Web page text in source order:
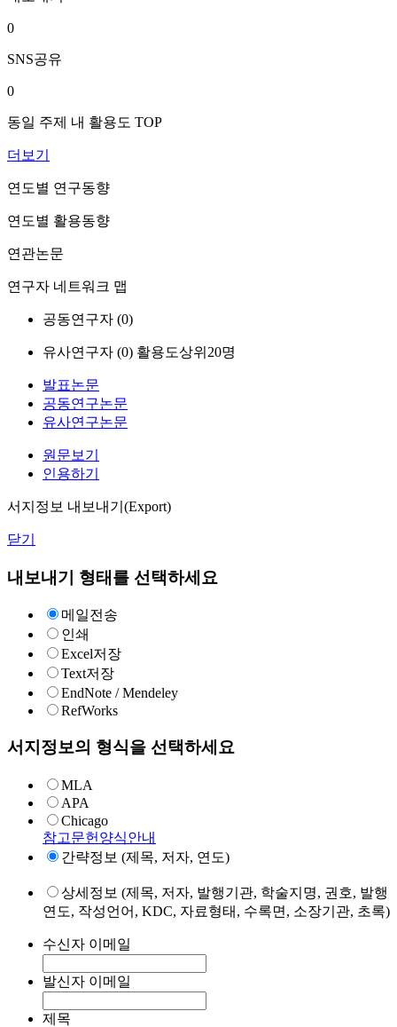
0
SNS공유
0
동일 주제 내 활용도 TOP
더보기
연도별 연구동향
연도별 활용동향
연관논문
연구자 네트워크 맵
공동연구자 (0)
유사연구자 (0) 활용도상위20명
발표논문
공동연구논문
유사연구논문
원문보기
인용하기
서지정보 내보내기(Export)
닫기
내보내기 형태를 선택하세요
메일전송
인쇄
Excel저장
Text저장
EndNote / Mendeley
RefWorks
서지정보의 형식을 선택하세요
MLA
APA
Chicago
참고문헌양식안내
간략정보 (제목, 저자, 연도)
상세정보 (제목, 저자, 발행기관, 학술지명, 권호, 발행
연도, 작성언어, KDC, 자료형태, 수록면, 소장기관, 초록)
수신자 이메일
발신자 이메일
제목